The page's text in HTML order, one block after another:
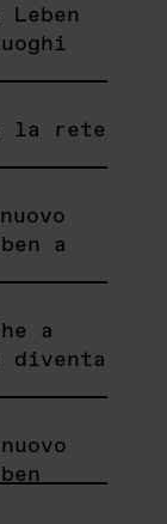
Leben
la rete
a
a
diventa